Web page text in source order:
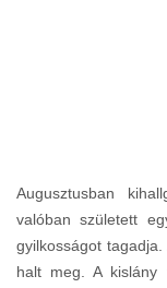
Augusztusban
valóban született
gyilkosságot
halt meg. A kislány